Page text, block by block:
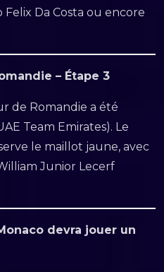
Da Costa ou encore
– Étape 3
de Romandie a été
Team Emirates). Le
le maillot jaune, avec
Junior Lecerf
devra jouer un